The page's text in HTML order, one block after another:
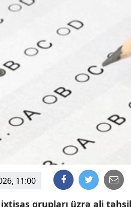
11:00
qrupları üzrə ali